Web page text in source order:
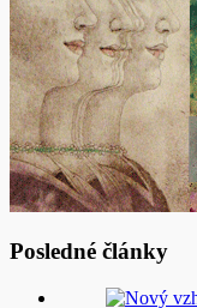
Posledné články